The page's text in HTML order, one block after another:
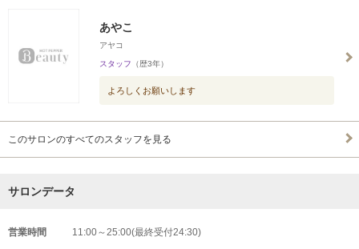
あやこ
アヤコ
スタッフ （歴3年）
よろしくお願いします
このサロンのすべてのスタッフを見る
サロンデータ
営業時間 11:00～25:00(最終受付24:30)